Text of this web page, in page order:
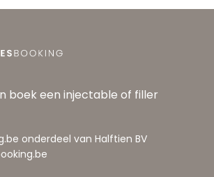
boek een injectable of filler
onderdeel van Halftien BV